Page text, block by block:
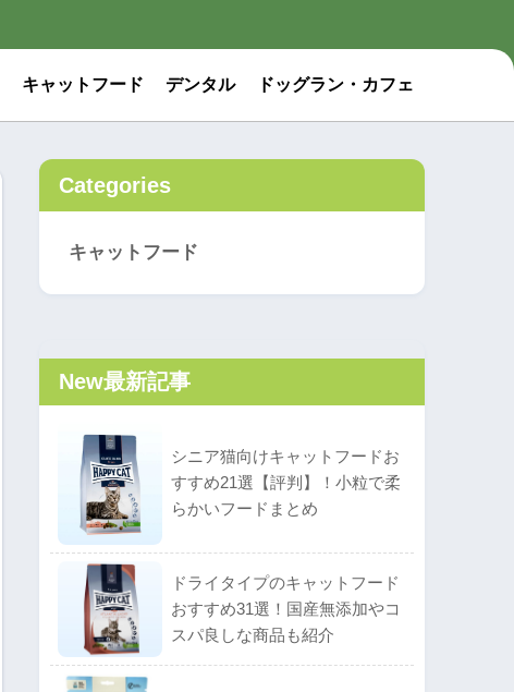
キャットフード デンタル ドッグラン・カフェ
Categories
キャットフード
New最新記事
シニア猫向けキャットフードお
すすめ21選【評判】！小粒で柔
らかいフードまとめ
ドライタイプのキャットフード
おすすめ31選！国産無添加やコ
スパ良しな商品も紹介